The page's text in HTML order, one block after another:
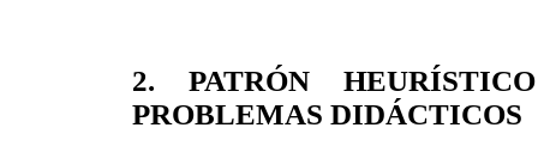
2. PATRÓN
PROBLEMAS DIDÁCTICOS